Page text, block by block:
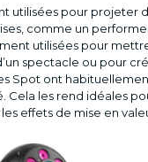
utilisées pour projeter
comme un
utilisées pour
spectacle ou pour
Spot ont
les rend idéales
effets de mise en